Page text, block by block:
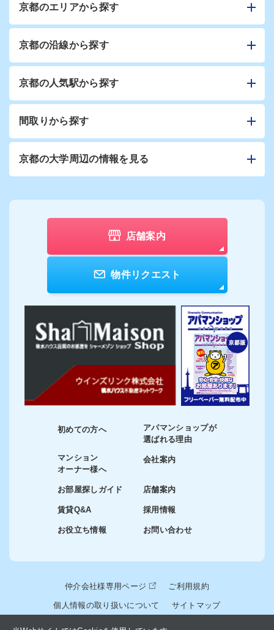
京都のエリアから探す
京都の沿線から探す
京都の人気駅から探す
間取りから探す
京都の大学周辺の情報を見る
店舗案内
物件リクエスト
初めての方へ
マンション
オーナー様へ
お部屋探しガイド
賃貸Q&A
お役立ち情報
アパマンショップが
選ばれる理由
会社案内
店舗案内
採用情報
お問い合わせ
仲介会社様専用ページ ご利用規約
個人情報の取り扱いについて サイトマップ